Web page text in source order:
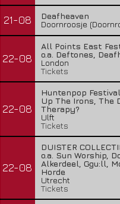
21-08
Deafheaven
Doornroosje
22-08
All Points East
o.a. Deftones,
London
Tickets
22-08
Huntenpop
Up The Irons, The
Therapy?
Ulft
Tickets
22-08
DUISTER
o.a. Sun Worship,
Alkerdeel, Ggu:ll,
Horde
Utrecht
Tickets